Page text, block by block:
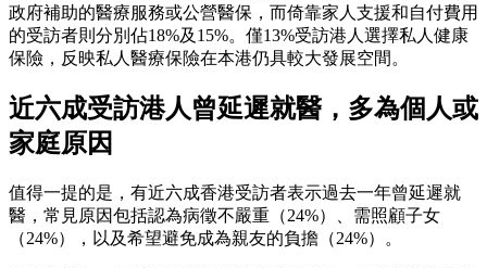
政府補助的醫療服務或公營醫保，而倚靠家人支援和自付費用
的受訪者則分別佔18%及15%。僅13%受訪港人選擇私人健康
保險，反映私人醫療保險在本港仍具較大發展空間。
近六成受訪港人曾延遲就醫，多為個人或
家庭原因
值得一提的是，有近六成香港受訪者表示過去一年曾延遲就
醫，常見原因包括認為病徵不嚴重（24%）、需照顧子女
（24%），以及希望避免成為親友的負擔（24%）。